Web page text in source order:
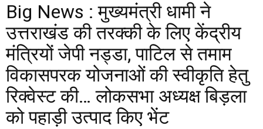
Big News : मुख्यमंत्री धामी ने
उत्तराखंड की तरक्की के लिए केंद्रीय
मंत्रियों जेपी नड्डा, पाटिल से तमाम
विकासपरक योजनाओं की स्वीकृति हेतु
रिक्वेस्ट की… लोकसभा अध्यक्ष बिड़ला
को पहाड़ी उत्पाद किए भेंट